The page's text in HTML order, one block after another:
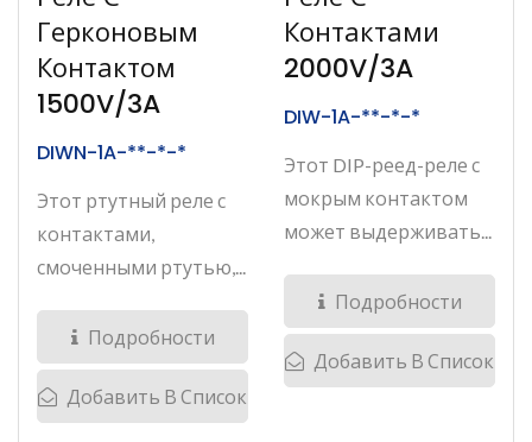
Герконовым
Контактом
1500V/3A
DIWN-1A-**-*-*
Этот ртутный реле с
контактами,
смоченными ртутью,...
Подробности
Добавить В Список
Контактами
2000V/3A
DIW-1A-**-*-*
Этот DIP-реед-реле с
мокрым контактом
может выдерживать...
Подробности
Добавить В Список